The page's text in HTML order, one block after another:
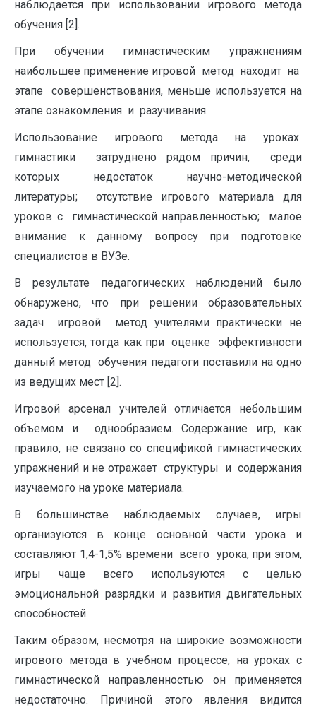
наблюдается при использовании игрового метода
обучения [2].
При обучении гимнастическим упражнениям
наибольшее применение игровой метод находит на
этапе совершенствования, меньше используется на
этапе ознакомления и разучивания.
Использование игрового метода на уроках
гимнастики затруднено рядом причин, среди
которых недостаток научно-методической
литературы; отсутствие игрового материала для
уроков с гимнастической направленностью; малое
внимание к данному вопросу при подготовке
специалистов в ВУЗе.
В результате педагогических наблюдений было
обнаружено, что при решении образовательных
задач игровой метод учителями практически не
используется, тогда как при оценке эффективности
данный метод обучения педагоги поставили на одно
из ведущих мест [2].
Игровой арсенал учителей отличается небольшим
объемом и однообразием. Содержание игр, как
правило, не связано со спецификой гимнастических
упражнений и не отражает структуры и содержания
изучаемого на уроке материала.
В большинстве наблюдаемых случаев, игры
организуются в конце основной части урока и
составляют 1,4-1,5% времени всего урока, при этом,
игры чаще всего используются с целью
эмоциональной разрядки и развития двигательных
способностей.
Таким образом, несмотря на широкие возможности
игрового метода в учебном процессе, на уроках с
гимнастической направленностью он применяется
недостаточно. Причиной этого явления видится